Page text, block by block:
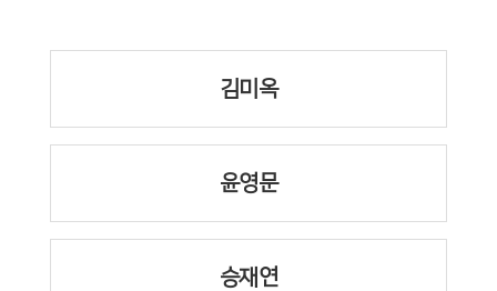
김미옥
윤영문
승재연